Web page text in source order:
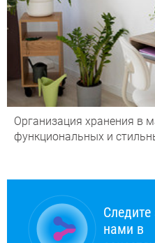
Организация хранения в
функциональных и
Следите
нами в